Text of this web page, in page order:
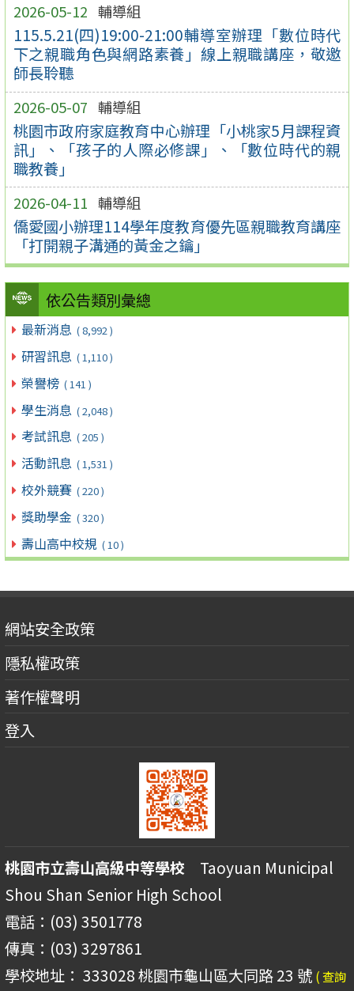
2026-05-12 輔導組
115.5.21(四)19:00-21:00輔導室辦理「數位時代
下之親職角色與網路素養」線上親職講座，敬邀
師長聆聽
2026-05-07 輔導組
桃園市政府家庭教育中心辦理「小桃家5月課程資
訊」、「孩子的人際必修課」、「數位時代的親
職教養」
2026-04-11 輔導組
僑愛國小辦理114學年度教育優先區親職教育講座
「打開親子溝通的黃金之鑰」
依公告類別彙總
最新消息 ( 8,992 )
研習訊息 ( 1,110 )
榮譽榜 ( 141 )
學生消息 ( 2,048 )
考試訊息 ( 205 )
活動訊息 ( 1,531 )
校外競賽 ( 220 )
獎助學金 ( 320 )
壽山高中校規 ( 10 )
網站安全政策
隱私權政策
著作權聲明
登入
桃園市立壽山高級中等學校 Taoyuan Municipal
Shou Shan Senior High School
電話：(03) 3501778
傳真：(03) 3297861
學校地址： 333028 桃園市龜山區大同路 23 號 ( 查詢